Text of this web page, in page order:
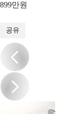
899만원
공유
/20